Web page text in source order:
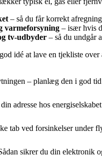
– så du får korrekt
varmeforsyning – især hvis
tv-udbyder – så du undgår
idé at lave en tjekliste over
– planlæg den i god tid
adresse hos energiselskabet
tab ved forsinkelser under
sikrer du din elektronik